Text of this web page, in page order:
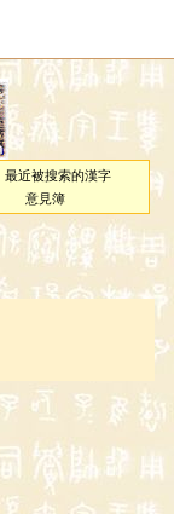
最近被搜索的漢字
意見簿